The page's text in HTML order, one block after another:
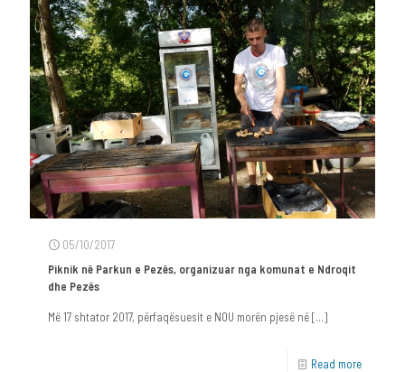
05/10/2017
Piknik në Parkun e Pezës, organizuar nga komunat e Ndroqit
dhe Pezës
Më 17 shtator 2017, përfaqësuesit e NOU morën pjesë në[…]
Read more